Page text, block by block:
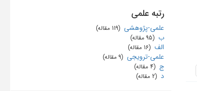
رتبه علمی
علمی-پژوهشی ‏ (119 مقاله)
ب ‏ (95 مقاله)
الف ‏ (16 مقاله)
علمی-ترویجی ‏ (9 مقاله)
ج ‏ (4 مقاله)
د ‏ (2 مقاله)